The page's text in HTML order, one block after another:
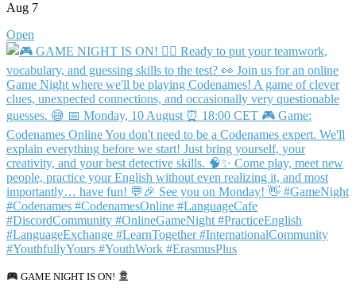
Aug 7
Open
GAME NIGHT IS ON!